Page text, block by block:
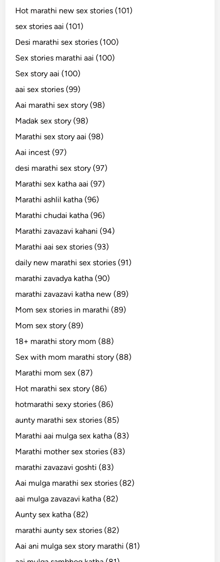
Hot marathi new sex stories (101)
sex stories aai (101)
Desi marathi sex stories (100)
Sex stories marathi aai (100)
Sex story aai (100)
aai sex stories (99)
Aai marathi sex story (98)
Madak sex story (98)
Marathi sex story aai (98)
Aai incest (97)
desi marathi sex story (97)
Marathi sex katha aai (97)
Marathi ashlil katha (96)
Marathi chudai katha (96)
Marathi zavazavi kahani (94)
Marathi aai sex stories (93)
daily new marathi sex stories (91)
marathi zavadya katha (90)
marathi zavazavi katha new (89)
Mom sex stories in marathi (89)
Mom sex story (89)
18+ marathi story mom (88)
Sex with mom marathi story (88)
Marathi mom sex (87)
Hot marathi sex story (86)
hotmarathi sexy stories (86)
aunty marathi sex stories (85)
Marathi aai mulga sex katha (83)
Marathi mother sex stories (83)
marathi zavazavi goshti (83)
Aai mulga marathi sex stories (82)
aai mulga zavazavi katha (82)
Aunty sex katha (82)
marathi aunty sex stories (82)
Aai ani mulga sex story marathi (81)